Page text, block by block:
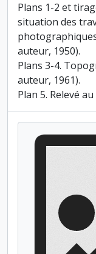
Plans 1-2 et
situation des
auteur, 1950).
Plans 3-4.
auteur, 1961).
Plan 5. Relevé